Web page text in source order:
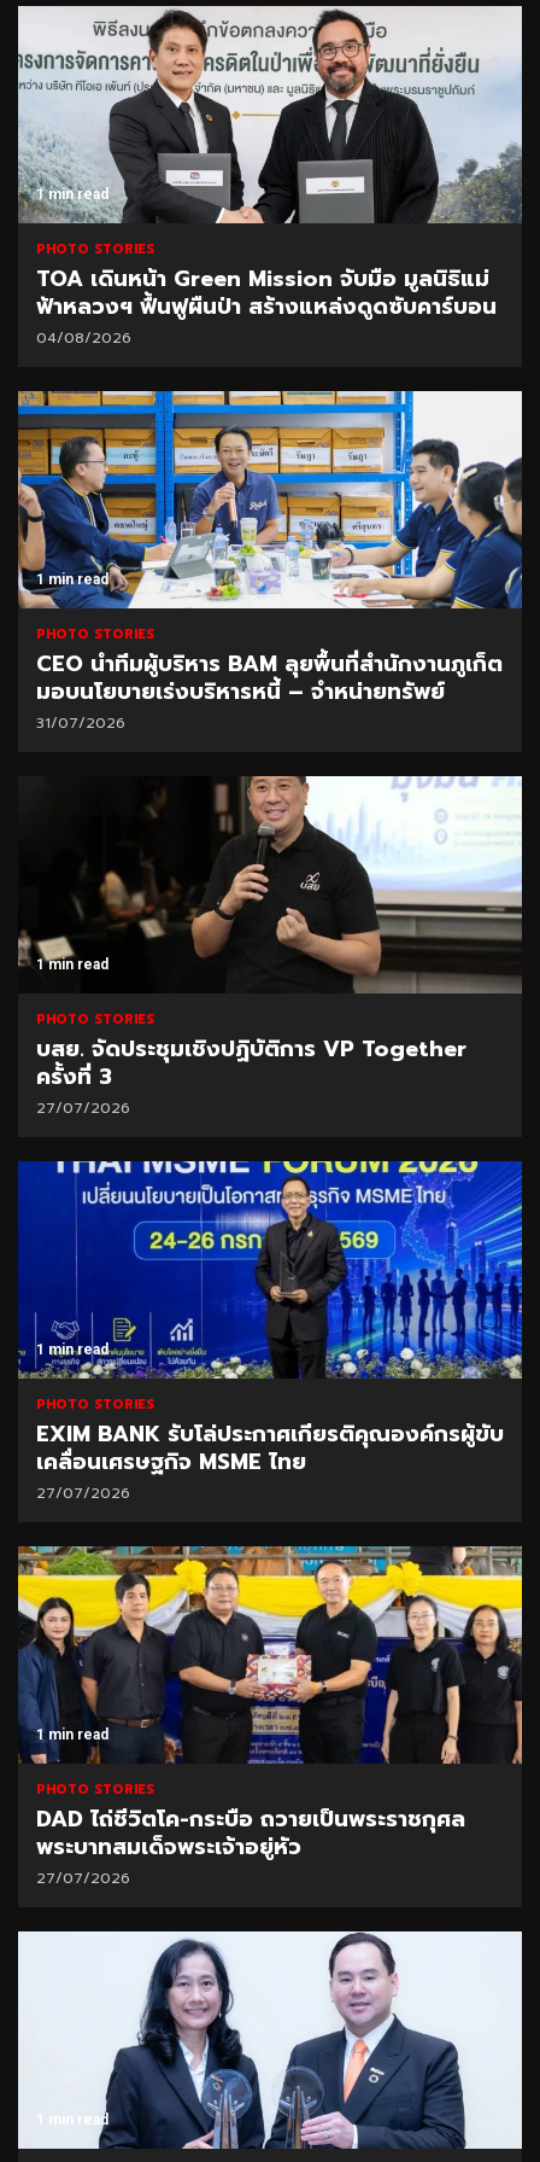
1 min read
PHOTO STORIES
TOA เดินหน้า Green Mission จับมือ มูลนิธิแม่
ฟ้าหลวงฯ ฟื้นฟูผืนป่า สร้างแหล่งดูดซับคาร์บอน
04/08/2026
1 min read
PHOTO STORIES
CEO นำทีมผู้บริหาร BAM ลุยพื้นที่สำนักงานภูเก็ต
มอบนโยบายเร่งบริหารหนี้ – จำหน่ายทรัพย์
31/07/2026
1 min read
PHOTO STORIES
บสย. จัดประชุมเชิงปฏิบัติการ VP Together
ครั้งที่ 3
27/07/2026
1 min read
PHOTO STORIES
EXIM BANK รับโล่ประกาศเกียรติคุณองค์กรผู้ขับ
เคลื่อนเศรษฐกิจ MSME ไทย
27/07/2026
1 min read
PHOTO STORIES
DAD ไถ่ชีวิตโค-กระบือ ถวายเป็นพระราชกุศล
พระบาทสมเด็จพระเจ้าอยู่หัว
27/07/2026
1 min read